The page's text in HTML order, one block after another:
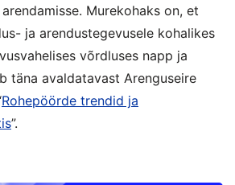
Murekohaks on, et
ja arendustegevusele kohalikes
võrdluses napp ja
täna avaldatavast Arenguseire
Rohepöörde trendid ja
”.